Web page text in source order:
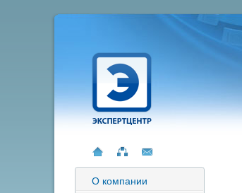
О компании